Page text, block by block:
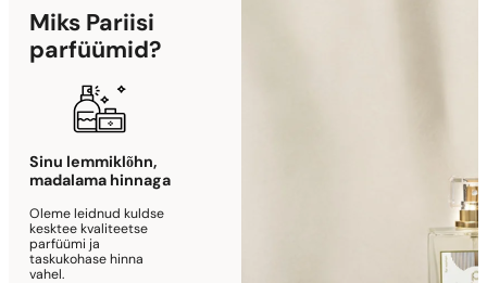
Miks Pariisi
parfüümid?
Sinu lemmiklõhn,
madalama hinnaga
Oleme leidnud kuldse
kesktee kvaliteetse
parfüümi ja
taskukohase hinna
vahel.